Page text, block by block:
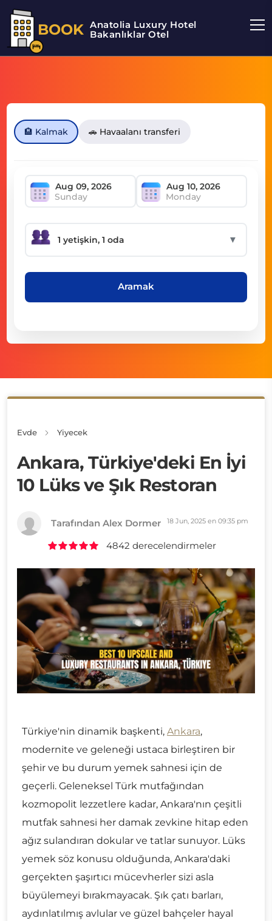
BOOK Anatolia Luxury Hotel
Bakanlıklar Otel
🏨 Kalmak 🚗 Havaalanı transferi
Sunday Monday
▼
Aramak
Evde Yiyecek
Ankara, Türkiye'deki En İyi
10 Lüks ve Şık Restoran
Tarafından Alex Dormer 18 Jun, 2025 en 09:35 pm
4842 derecelendirmeler
Türkiye'nin dinamik başkenti, Ankara,
modernite ve geleneği ustaca birleştiren bir
şehir ve bu durum yemek sahnesi için de
geçerli. Geleneksel Türk mutfağından
kozmopolit lezzetlere kadar, Ankara'nın çeşitli
mutfak sahnesi her damak zevkine hitap eden
ağız sulandıran dokular ve tatlar sunuyor. Lüks
yemek söz konusu olduğunda, Ankara'daki
gerçekten şaşırtıcı mücevherler sizi asla
büyülemeyi bırakmayacak. Şık çatı barları,
aydınlatılmış avlular ve güzel bahçeler hayal